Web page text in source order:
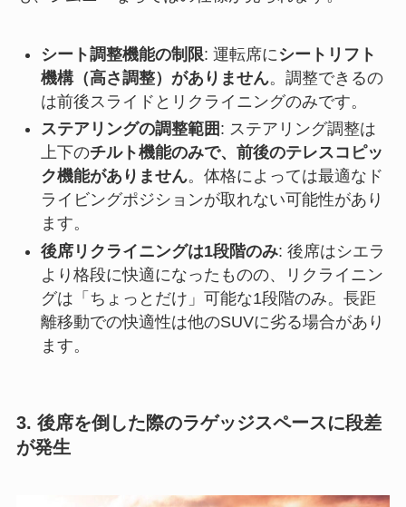
シート調整機能の制限: 運転席にシートリフト
機構（高さ調整）がありません。調整できるの
は前後スライドとリクライニングのみです。
ステアリングの調整範囲 : ステアリング調整は
上下のチルト機能のみで、前後のテレスコピッ
ク機能がありません。体格によっては最適なド
ライビングポジションが取れない可能性があり
ます。
後席リクライニングは1段階のみ: 後席はシエラ
より格段に快適になったものの、リクライニン
グは「ちょっとだけ」可能な1段階のみ。長距
離移動での快適性は他のSUVに劣る場合があり
ます。
3. 後席を倒した際のラゲッジスペースに段差
が発生